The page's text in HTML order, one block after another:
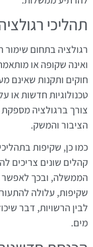
תהליכי
רגולציה בתחום שימור
ואינה שקופה או
חוקים ותקנות שאינם
טכנולוגיות חדשות או
צורך ברגולציה
הציבור והמשק.
כמו כן, שקיפות
קהלים שונים צריכים
הממשלה, ובכך לאפשר
שקיפות, עלולה
לבין הרשויות, דבר
מים.